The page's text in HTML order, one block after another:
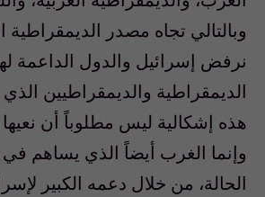
وبالتالي تجاه مصدر الديمقراطية
نرفض إسرائيل والدول الداعمة
الديمقراطية والديمقراطيين الذي
هذه إشكالية ليس مطلوباً أن
وإنما الغرب أيضاً الذي يساهم
الحالة، من خلال دعمه الكبير